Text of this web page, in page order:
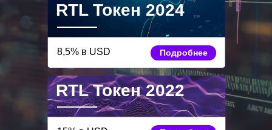
Подробнее
RTL Токен 2024
8,5% в USD
RTL Токен 2022